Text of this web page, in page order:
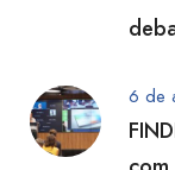
6 de